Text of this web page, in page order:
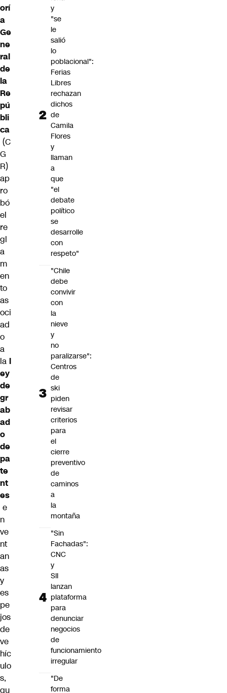
orí
a
Ge
ne
ral
de
la
Re
pú
bli
ca
(C
G
R)
ap
ro
bó
el
re
gl
a
m
en
to
as
oci
ad
o
a
la l
ey
de
gr
ab
ad
o
de
pa
te
nt
es
e
n
ve
nt
an
as
y
es
pe
jos
de
ve
híc
ulo
s,
qu
y
"se
le
salió
lo
poblacional":
Ferias
Libres
rechazan
dichos
de
Camila
Flores
y
llaman
a
que
"el
debate
político
se
desarrolle
con
respeto"
"Chile
debe
convivir
con
la
nieve
y
no
paralizarse":
Centros
de
ski
piden
revisar
criterios
para
el
cierre
preventivo
de
caminos
a
la
montaña
"Sin
Fachadas":
CNC
y
SII
lanzan
plataforma
para
denunciar
negocios
de
funcionamiento
irregular
"De
forma